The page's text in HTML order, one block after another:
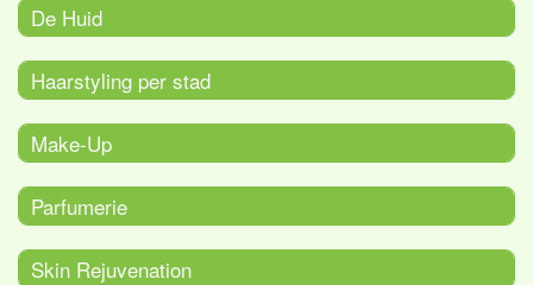
De Huid
Haarstyling per stad
Make-Up
Parfumerie
Skin Rejuvenation